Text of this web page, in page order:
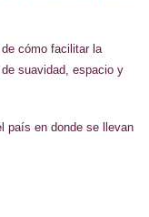
cómo facilitar la
suavidad, espacio y
país en donde se llevan